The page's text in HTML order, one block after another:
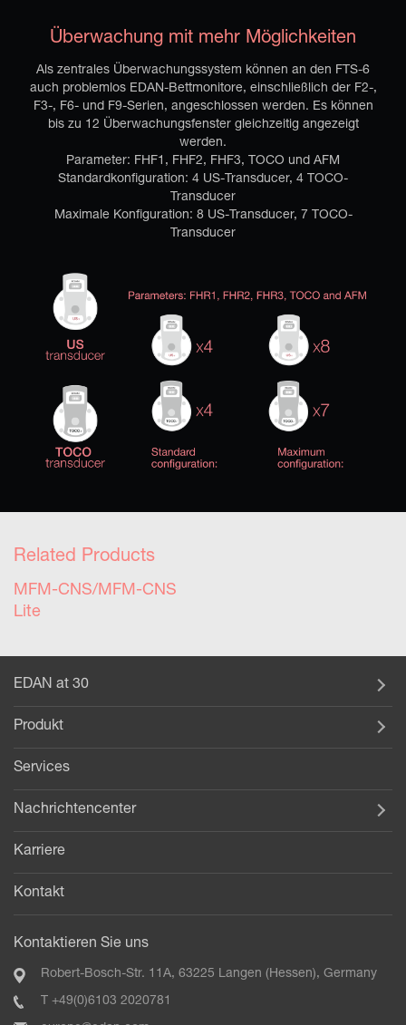
Überwachung mit mehr Möglichkeiten
Als zentrales Überwachungssystem können an den FTS-6
auch problemlos EDAN-Bettmonitore, einschließlich der F2-,
F3-, F6- und F9-Serien, angeschlossen werden. Es können
bis zu 12 Überwachungsfenster gleichzeitig angezeigt
werden.
Parameter: FHF1, FHF2, FHF3, TOCO und AFM
Standardkonfiguration: 4 US-Transducer, 4 TOCO-
Transducer
Maximale Konfiguration: 8 US-Transducer, 7 TOCO-
Transducer
Related Products
MFM-CNS/MFM-CNS
Lite
EDAN at 30
Produkt
Services
Nachrichtencenter
Karriere
Kontakt
Kontaktieren Sie uns
Robert-Bosch-Str. 11A, 63225 Langen (Hessen), Germany
T +49(0)6103 2020781